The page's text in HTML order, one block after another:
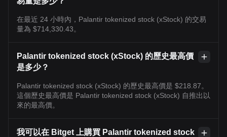
在最近 24 小時內，Palantir tokenized stock (xStock) 的交易
量為 $714,330.43。
Palantir tokenized stock (xStock) 的歷史最高價
是多少？
Palantir tokenized stock (xStock) 的歷史最高價是 $218.87。
這個歷史最高價是 Palantir tokenized stock (xStock) 自推出以
來的最高價。
我可以在 Bitget 上購買 Palantir tokenized stock